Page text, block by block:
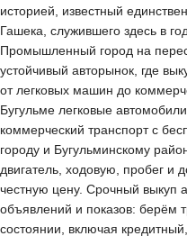
историей, известный
Гашека, служившего здесь в
Промышленный город на
устойчивый авторынок, где
от легковых машин до
Бугульме легковые
коммерческий транспорт с
городу и Бугульминскому
двигатель, ходовую, пробег и
честную цену. Срочный выкуп
объявлений и показов: берём
состоянии, включая